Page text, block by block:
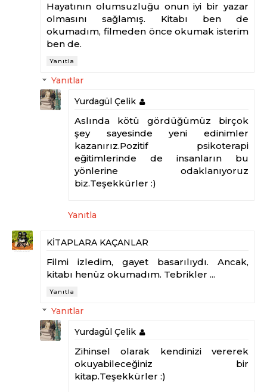
Hayatının olumsuzluğu onun iyi bir yazar
olmasını sağlamış. Kitabı ben de
okumadım, filmeden önce okumak isterim
ben de.
Yanıtla
Yanıtlar
Yurdagül Çelik
Aslında kötü gördüğümüz birçok
şey sayesinde yeni edinimler
kazanırız.Pozitif psikoterapi
eğitimlerinde de insanların bu
yönlerine odaklanıyoruz
biz.Teşekkürler :)
Yanıtla
KİTAPLARA KAÇANLAR
Filmi izledim, gayet basarılıydı. Ancak,
kitabı henüz okumadım. Tebrikler ...
Yanıtla
Yanıtlar
Yurdagül Çelik
Zihinsel olarak kendinizi vererek
okuyabileceğiniz bir
kitap.Teşekkürler :)